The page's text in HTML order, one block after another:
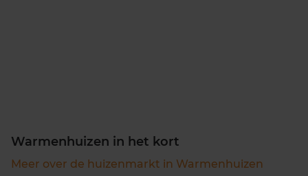
Warmenhuizen in het kort
Meer over de huizenmarkt in Warmenhuizen